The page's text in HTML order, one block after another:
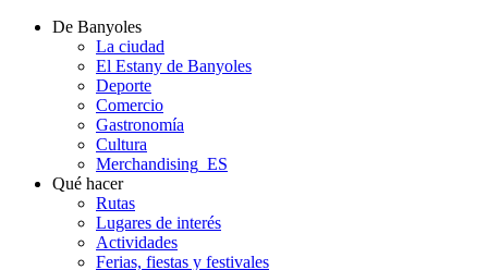
De Banyoles
La ciudad
El Estany de Banyoles
Deporte
Comercio
Gastronomía
Cultura
Merchandising_ES
Qué hacer
Rutas
Lugares de interés
Actividades
Ferias, fiestas y festivales